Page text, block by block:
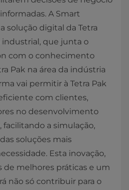
A Smart
solução digital da Tetra
que junta o
com o conhecimento
Pak na área da indústria
vai permitir à Tetra Pak
com clientes,
no desenvolvimento
a simulação,
soluções mais
Esta inovação,
de melhores práticas e um
não só contribuir para o